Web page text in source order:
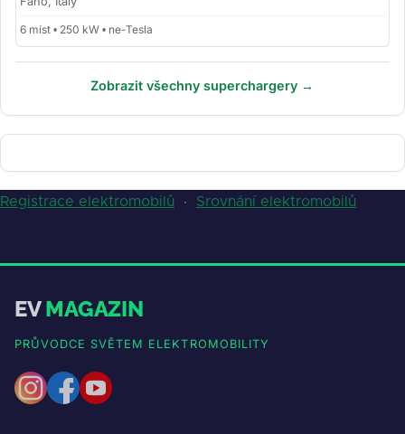
6 míst • 250 kW • ne-Tesla
Zobrazit všechny superchargery →
Registrace elektromobilů · Srovnání elektromobilů
EVMAGAZIN
PRŮVODCE SVĚTEM ELEKTROMOBILITY